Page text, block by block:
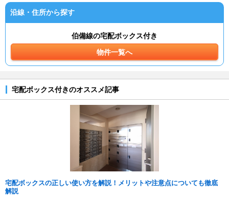
沿線・住所から探す
伯備線の宅配ボックス付き
物件一覧へ
宅配ボックス付きのオススメ記事
宅配ボックスの正しい使い方を解説！メリットや注意点についても徹底
解説